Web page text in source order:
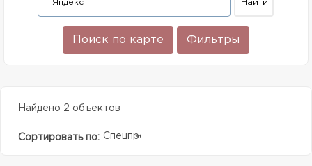
Поиск по карте Фильтры
Найдено 2 объектов
Сортировать по: Спецпредолжение